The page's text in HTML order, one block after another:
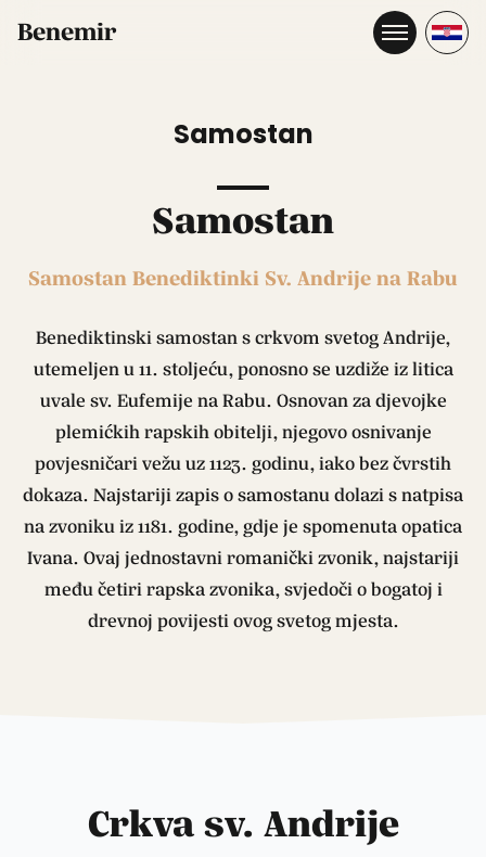
Benemir
Samostan
Samostan
Samostan Benediktinki Sv. Andrije na Rabu
Benediktinski samostan s crkvom svetog Andrije,
utemeljen u 11. stoljeću, ponosno se uzdiže iz litica
uvale sv. Eufemije na Rabu. Osnovan za djevojke
plemićkih rapskih obitelji, njegovo osnivanje
povjesničari vežu uz 1123. godinu, iako bez čvrstih
dokaza. Najstariji zapis o samostanu dolazi s natpisa
na zvoniku iz 1181. godine, gdje je spomenuta opatica
Ivana. Ovaj jednostavni romanički zvonik, najstariji
među četiri rapska zvonika, svjedoči o bogatoj i
drevnoj povijesti ovog svetog mjesta.
Crkva sv. Andrije